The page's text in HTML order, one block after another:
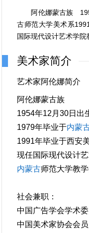
阿伦娜蒙古族
古师范大学美术系
国际现代设计艺术学院
美术家简介
艺术家阿伦娜简介
阿伦娜蒙古族
1954年12月30日出
1979年毕业于内蒙
1991年毕业于西安
现任国际现代设计
内蒙古师范大学教
社会兼职：
中国广告学会学术
中国美术家协会会员